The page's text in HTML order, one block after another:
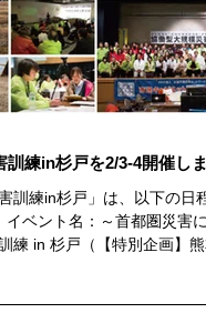
訓練in杉戸を2/3-4開催し
訓練in杉戸」は、以下の日
練 in 杉戸（【特別企画】熊